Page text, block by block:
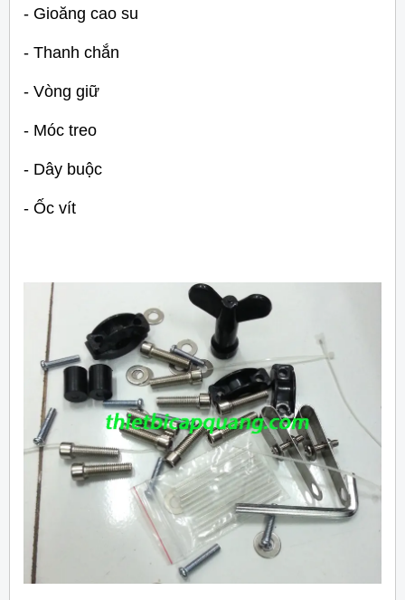
- Gioăng cao su
- Thanh chắn
- Vòng giữ
- Móc treo
- Dây buộc
- Ốc vít